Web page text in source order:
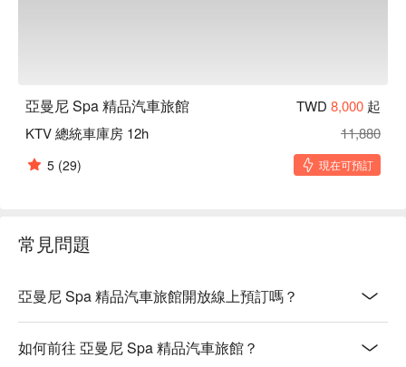
亞曼尼 Spa 精品汽車旅館 TWD 8,000 起
KTV 總統車庫房 12h
11,880
5 (29) 現在可預訂
常見問題
亞曼尼 Spa 精品汽車旅館開放線上預訂嗎？
如何前往 亞曼尼 Spa 精品汽車旅館？